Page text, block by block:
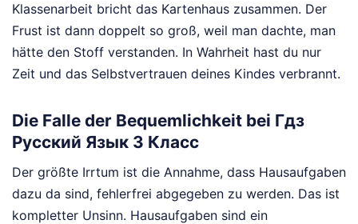
Klassenarbeit bricht das Kartenhaus zusammen. Der
Frust ist dann doppelt so groß, weil man dachte, man
hätte den Stoff verstanden. In Wahrheit hast du nur
Zeit und das Selbstvertrauen deines Kindes verbrannt.
Die Falle der Bequemlichkeit bei Гдз
Русский Язык 3 Класс
Der größte Irrtum ist die Annahme, dass Hausaufgaben
dazu da sind, fehlerfrei abgegeben zu werden. Das ist
kompletter Unsinn. Hausaufgaben sind ein